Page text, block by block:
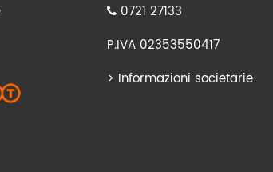
0721 27133
P.IVA 02353550417
> Informazioni societarie